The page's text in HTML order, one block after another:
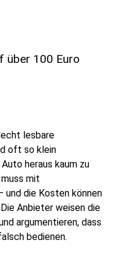
über 100 Euro
lesbare
oft so klein
heraus kaum zu
mit
und die Kosten können
Anbieter weisen die
argumentieren, dass
bedienen.